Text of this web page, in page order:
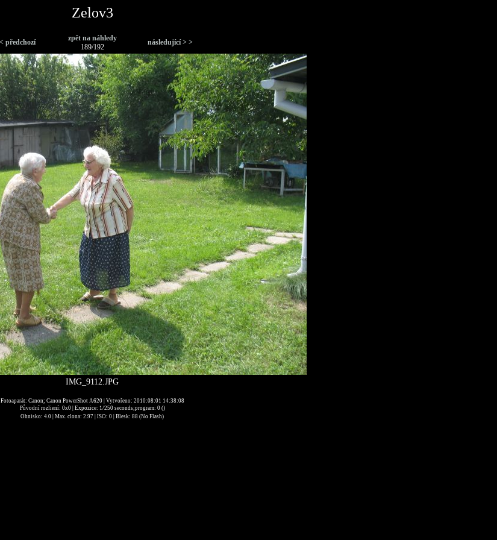
Zelov3
předchozí
zpět na náhledy
189/192
následující > >
IMG_9112.JPG
Fotoaparát: Canon; Canon PowerShot A620 | Vytvořeno: 2010:08:01 14:38:08
Původní rozliení: 0x0 | Expozice: 1/250 seconds;program: 0 ()
Ohnisko: 4.0 | Max. clona: 2.97 | ISO: 0 | Blesk: 88 (No Flash)